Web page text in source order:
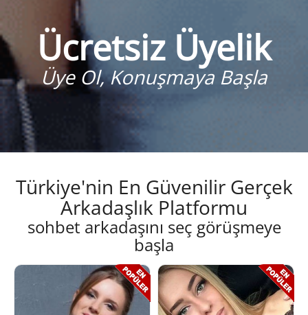
Ücretsiz Üyelik
Üye Ol, Konuşmaya Başla
Türkiye'nin En Güvenilir Gerçek
Arkadaşlık Platformu
sohbet arkadaşını seç görüşmeye
başla